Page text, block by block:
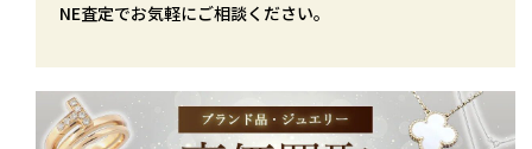
NE査定でお気軽にご相談ください。